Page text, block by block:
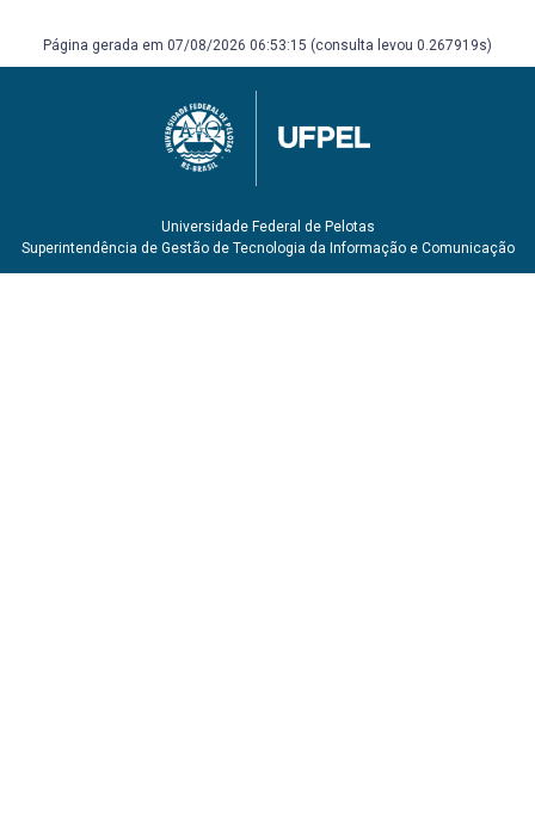
Página gerada em 07/08/2026 06:53:15 (consulta levou 0.267919s)
Universidade Federal de Pelotas
Superintendência de Gestão de Tecnologia da Informação e Comunicação